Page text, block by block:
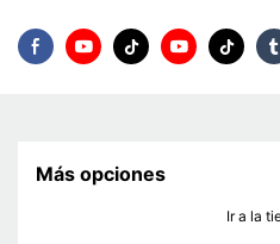
Más opciones
Ir a la